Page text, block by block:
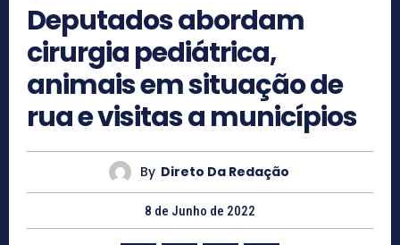
Deputados abordam
cirurgia pediátrica,
animais em situação de
rua e visitas a municípios
By Direto Da Redação
8 de Junho de 2022